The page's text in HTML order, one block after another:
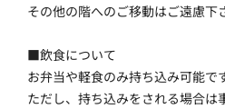
その他の階へのご移動はご遠慮下
■飲食について
お弁当や軽食のみ持ち込み可能です
ただし、持ち込みをされる場合は